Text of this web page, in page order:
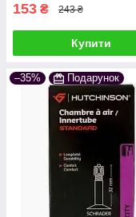
153 ₴ 243 ₴
Купити
–35% Подарунок